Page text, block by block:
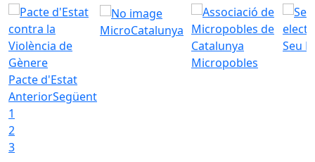
Pacte d'Estat
MicroCatalunya
Micropobles
Seu
AnteriorSegüent
1
2
3